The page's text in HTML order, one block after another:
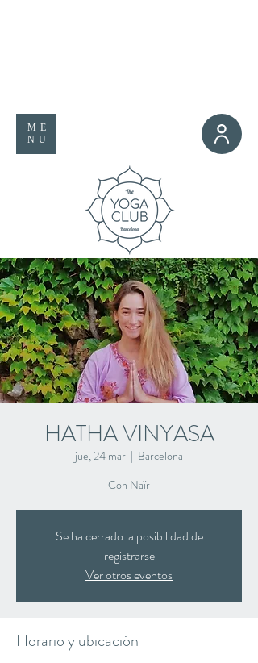
ME
NU
HATHA VINYASA
jue, 24 mar
  |
Barcelona
Con Naïr
Se ha cerrado la posibilidad de
registrarse
Ver otros eventos
Horario y ubicación